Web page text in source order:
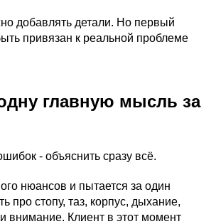
добавлять детали. Но первый
привязан к реальной проблеме
главную мысль за
- объяснить сразу всё.
нюансов и пытается за один
про стопу, таз, корпус, дыхание,
внимание. Клиент в этот момент